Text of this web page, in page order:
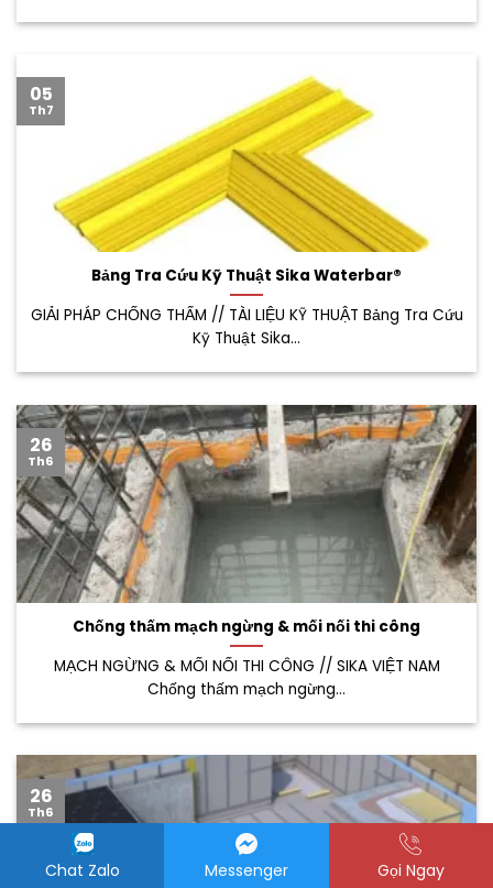
Bảng Tra Cứu Kỹ Thuật Sika Waterbar®
GIẢI PHÁP CHỐNG THẤM // TÀI LIỆU KỸ THUẬT Bảng Tra Cứu
Kỹ Thuật Sika...
05
Th7
Chống thấm mạch ngừng & mối nối thi công
MẠCH NGỪNG & MỐI NỐI THI CÔNG // SIKA VIỆT NAM
Chống thấm mạch ngừng...
26
Th6
26
Th6
Chat Zalo Messenger Gọi Ngay